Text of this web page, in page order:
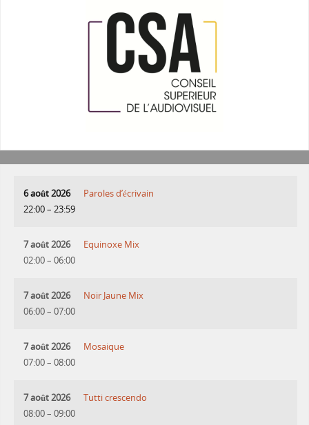
6 août 2026
22:00– 23:59
Paroles d’écrivain
7 août 2026
02:00– 06:00
Equinoxe Mix
7 août 2026
06:00– 07:00
Noir Jaune Mix
7 août 2026
07:00– 08:00
Mosaique
7 août 2026
08:00– 09:00
Tutti crescendo